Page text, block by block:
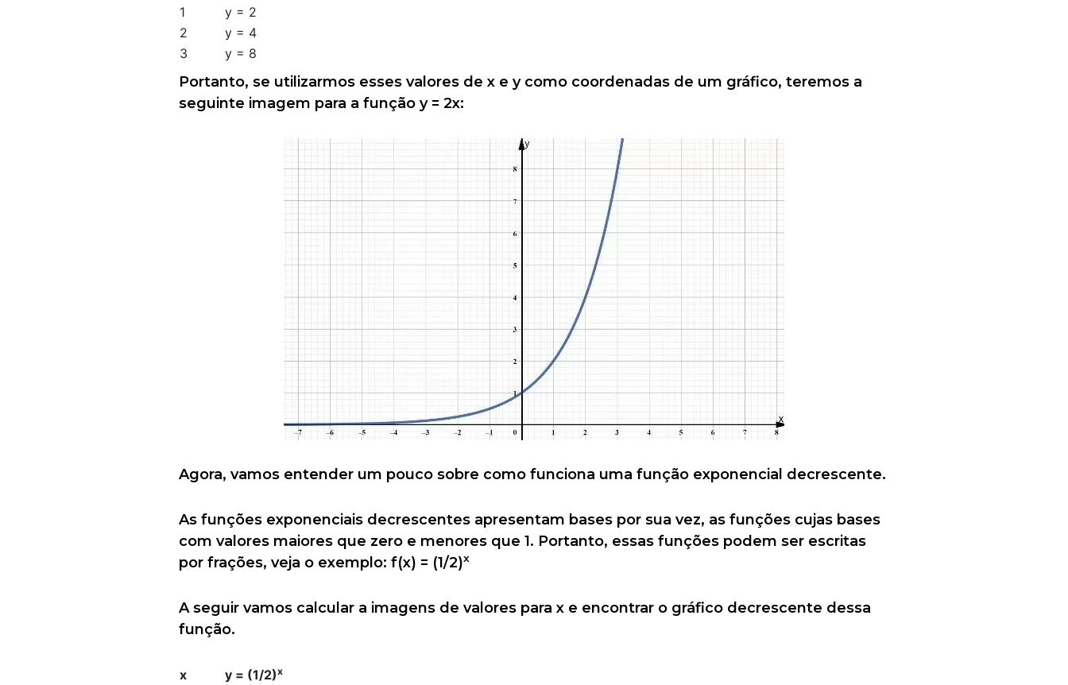
1
y = 2
2
y = 4
3
y = 8
Portanto, se utilizarmos esses valores de x e y como coordenadas de um gráfico, teremos a
seguinte imagem para a função y = 2x:
Agora, vamos entender um pouco sobre como funciona uma função exponencial decrescente.
As funções exponenciais decrescentes apresentam bases por sua vez, as funções cujas bases
com valores maiores que zero e menores que 1. Portanto, essas funções podem ser escritas
por frações, veja o exemplo: f(x) = (1/2)x
A seguir vamos calcular a imagens de valores para x e encontrar o gráfico decrescente dessa
função.
x y = (1/2)x